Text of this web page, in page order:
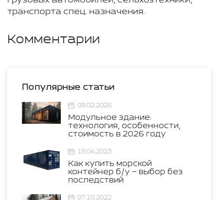
транспорта спец. назначения.
Комментарии
Популярные статьи
09.02.2026
Модульное здание:
технология, особенности,
стоимость в 2026 году
19.04.2023
Как купить морской
контейнер б/у – выбор без
последствий
07.10.2022